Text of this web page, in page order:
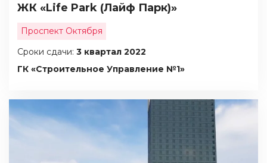
ЖК «Life Park (Лайф Парк)»
Проспект Октября
Сроки сдачи: 3 квартал 2022
ГК «Строительное Управление №1»